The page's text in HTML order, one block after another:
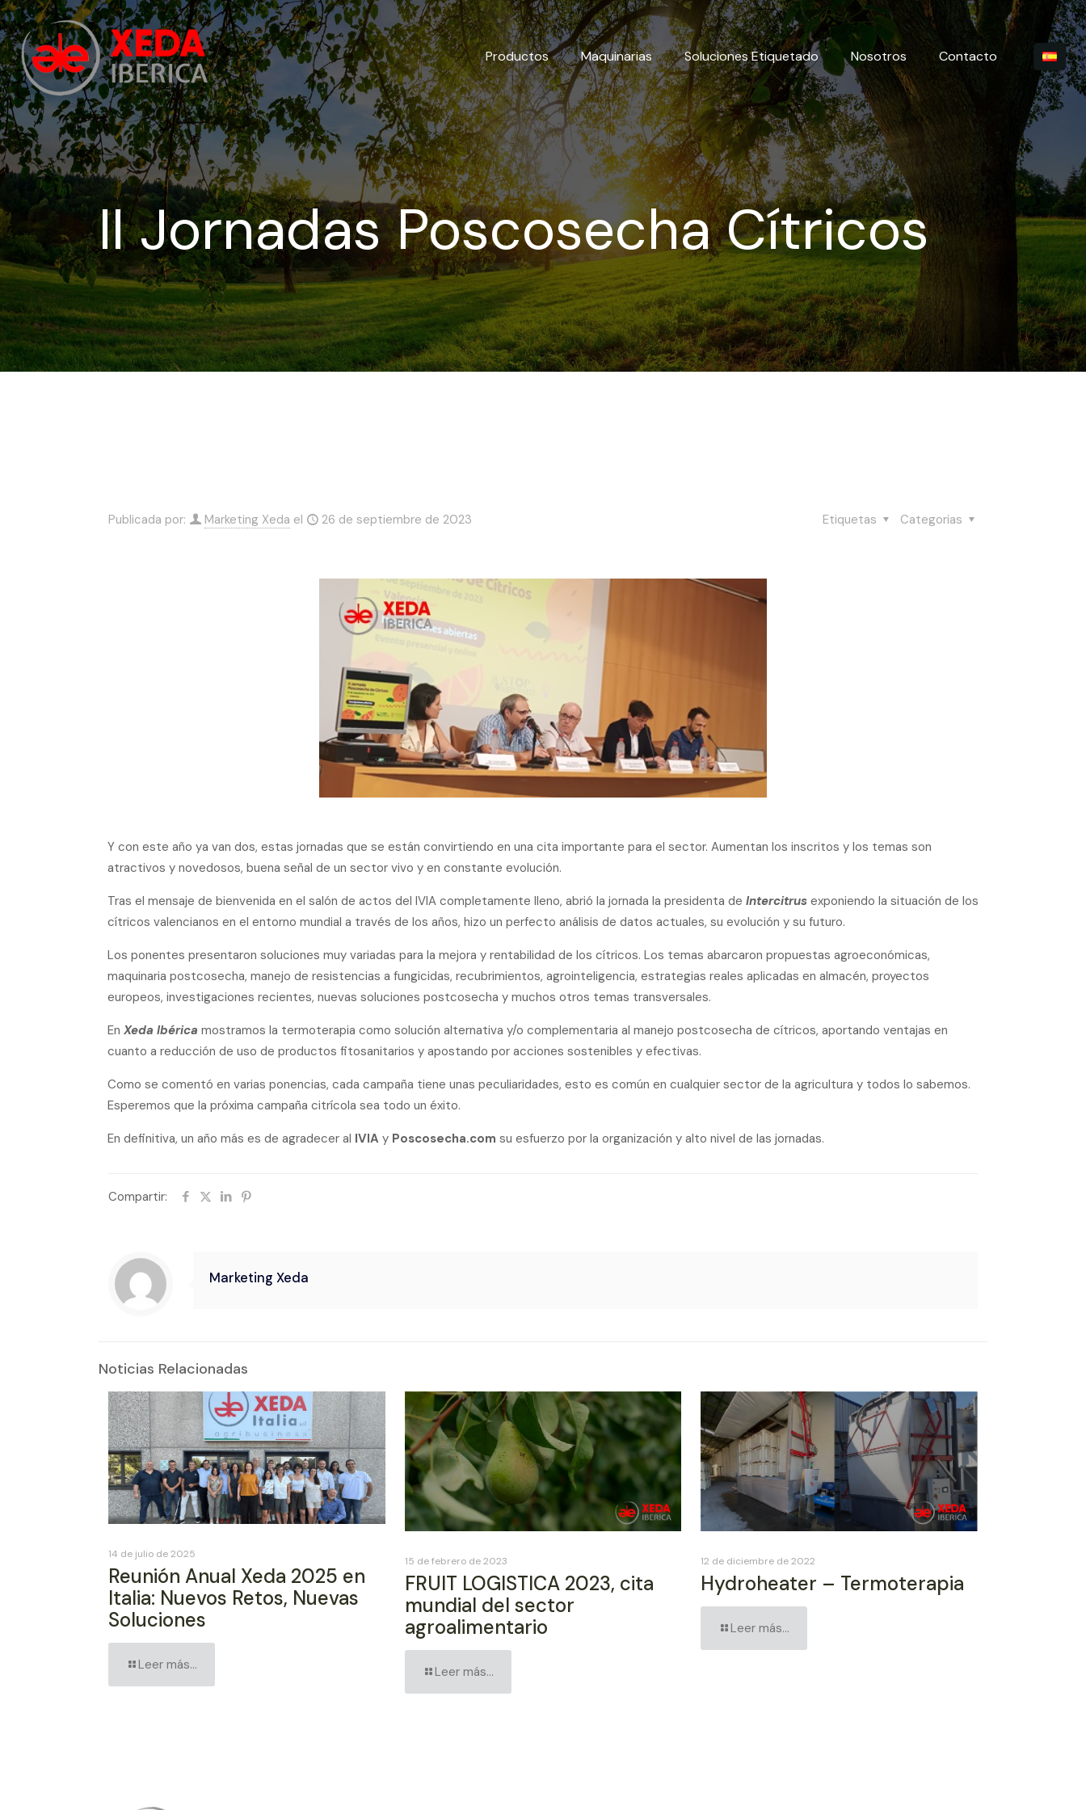
Productos Maquinarias Soluciones Etiquetado Nosotros Contacto
II Jornadas Poscosecha Cítricos
Publicada por: Marketing Xeda el 26 de septiembre de 2023 Categorias
Etiquetas
Y con este año ya van dos, estas jornadas que se están convirtiendo en una cita importante para el sector. Aumentan los inscritos y los temas son
atractivos y novedosos, buena señal de un sector vivo y en constante evolución.
Tras el mensaje de bienvenida en el salón de actos del IVIA completamente lleno, abrió la jornada la presidenta de Intercitrus exponiendo la situación de los
cítricos valencianos en el entorno mundial a través de los años, hizo un perfecto análisis de datos actuales, su evolución y su futuro.
Los ponentes presentaron soluciones muy variadas para la mejora y rentabilidad de los cítricos. Los temas abarcaron propuestas agroeconómicas,
maquinaria postcosecha, manejo de resistencias a fungicidas, recubrimientos, agrointeligencia, estrategias reales aplicadas en almacén, proyectos
europeos, investigaciones recientes, nuevas soluciones postcosecha y muchos otros temas transversales.
En Xeda Ibérica mostramos la termoterapia como solución alternativa y/o complementaria al manejo postcosecha de cítricos, aportando ventajas en
cuanto a reducción de uso de productos fitosanitarios y apostando por acciones sostenibles y efectivas.
Como se comentó en varias ponencias, cada campaña tiene unas peculiaridades, esto es común en cualquier sector de la agricultura y todos lo sabemos.
Esperemos que la próxima campaña citrícola sea todo un éxito.
En definitiva, un año más es de agradecer al IVIA y Poscosecha.com su esfuerzo por la organización y alto nivel de las jornadas.
Compartir:
Marketing Xeda
Noticias Relacionadas
14 de julio de 2025
Reunión Anual Xeda 2025 en
Italia: Nuevos Retos, Nuevas
Soluciones
Leer más...
15 de febrero de 2023
FRUIT LOGISTICA 2023, cita
mundial del sector
agroalimentario
Leer más...
12 de diciembre de 2022
Hydroheater – Termoterapia
Leer más...